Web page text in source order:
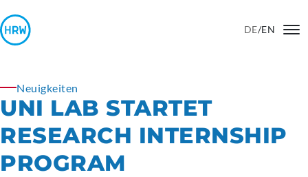
DE/EN
Neuigkeiten
UNI LAB STARTET
RESEARCH INTERNSHIP
PROGRAM